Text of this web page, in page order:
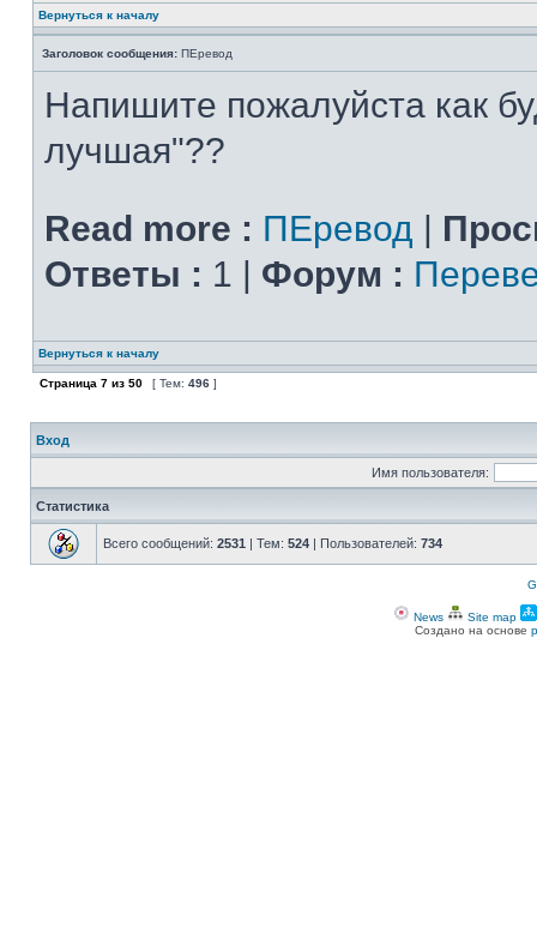
Вернуться к началу
Заголовок сообщения: ПЕревод
Напишите пожалуйста как
лучшая"??
Read more : ПЕревод |
Ответы : 1 | Форум :
Вернуться к началу
Страница 7 из 50 [ Тем: 496 ]
Вход
Имя пользователя:
Статистика
Всего сообщений: 2531 | Тем: 524 | Пользователей: 734
News Site map
Создано на основе